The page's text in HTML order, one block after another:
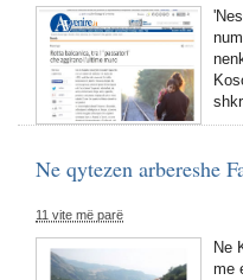
Ne qytezen arbereshe
11 vite më parë
Ne
me